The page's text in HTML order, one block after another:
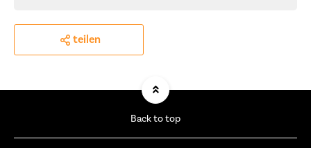
teilen
Back to top